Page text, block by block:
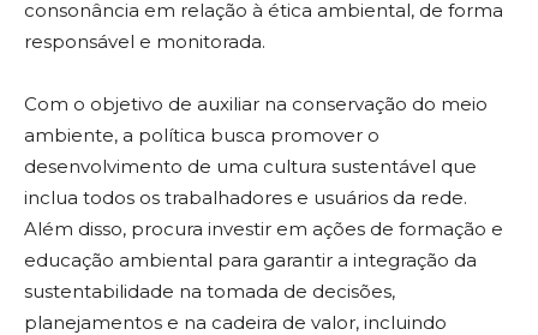
consonância em relação à ética ambiental, de forma
responsável e monitorada.
Com o objetivo de auxiliar na conservação do meio
ambiente, a política busca promover o
desenvolvimento de uma cultura sustentável que
inclua todos os trabalhadores e usuários da rede.
Além disso, procura investir em ações de formação e
educação ambiental para garantir a integração da
sustentabilidade na tomada de decisões,
planejamentos e na cadeira de valor, incluindo